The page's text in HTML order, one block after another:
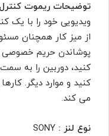
توضیحات ریموت
ویدیویی خود را با یک
از میز کار همچنان
پوشاندن حریم خصوصی
کنید، دوربین را به سمت
کنید و موارد دیگر.
می کند.
نوع لنز :